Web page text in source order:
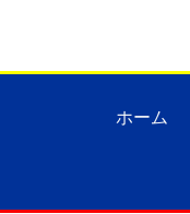
ホーム